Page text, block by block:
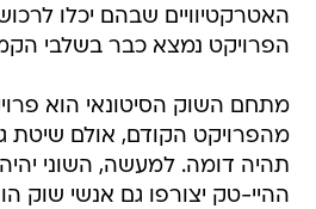
האטרקטיוויים שבהם יכלו
הפרויקט נמצא כבר בשלבי
מתחם השוק הסיטונאי הוא
מהפרויקט הקודם, אולם שיטת
תהיה דומה. למעשה, השוני
ההיי-טק יצורפו גם אנשי שוק